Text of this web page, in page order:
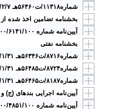
بخشنامه نفتی